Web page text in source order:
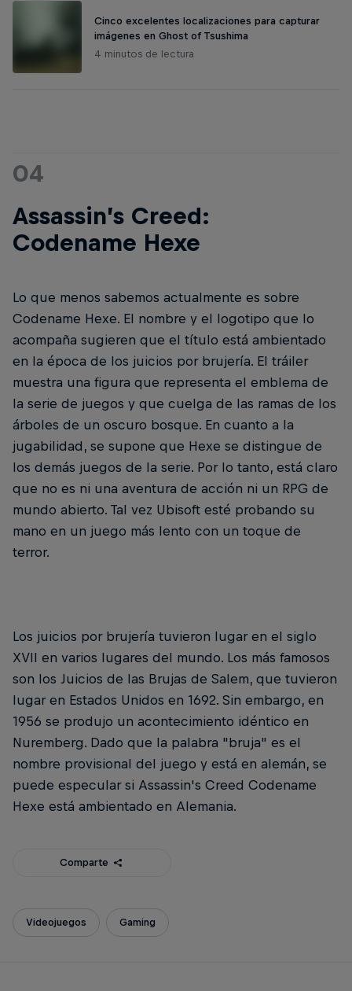
Cinco excelentes localizaciones para capturar
imágenes en Ghost of Tsushima
4 minutos de lectura
04
Assassin’s Creed:
Codename Hexe
Lo que menos sabemos actualmente es sobre
Codename Hexe. El nombre y el logotipo que lo
acompaña sugieren que el título está ambientado
en la época de los juicios por brujería. El tráiler
muestra una figura que representa el emblema de
la serie de juegos y que cuelga de las ramas de los
árboles de un oscuro bosque. En cuanto a la
jugabilidad, se supone que Hexe se distingue de
los demás juegos de la serie. Por lo tanto, está claro
que no es ni una aventura de acción ni un RPG de
mundo abierto. Tal vez Ubisoft esté probando su
mano en un juego más lento con un toque de
terror.
Los juicios por brujería tuvieron lugar en el siglo
XVII en varios lugares del mundo. Los más famosos
son los Juicios de las Brujas de Salem, que tuvieron
lugar en Estados Unidos en 1692. Sin embargo, en
1956 se produjo un acontecimiento idéntico en
Nuremberg. Dado que la palabra "bruja" es el
nombre provisional del juego y está en alemán, se
puede especular si Assassin's Creed Codename
Hexe está ambientado en Alemania.
Comparte
Videojuegos Gaming